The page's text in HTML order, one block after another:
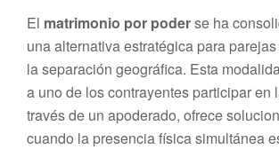
El matrimonio por poderse ha
una alternativa estratégica para
la separación geográfica. Esta
a uno de los contrayentes participar en
través de un apoderado, ofrece
cuando la presencia física simultánea